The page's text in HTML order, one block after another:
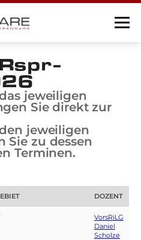
jeweiligen
Sie direkt zur
jeweiligen
Sie zu dessen
Terminen.
DOZENT
VorsRiLG
Daniel
Scholze